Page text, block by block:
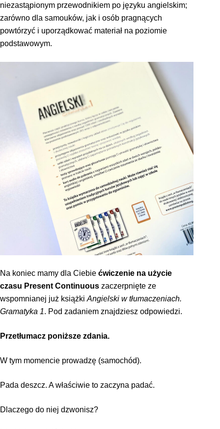
niezastąpionym przewodnikiem po języku angielskim;
zarówno dla samouków, jak i osób pragnących
powtórzyć i uporządkować materiał na poziomie
podstawowym.
Na koniec mamy dla Ciebie ćwiczenie na użycie
czasu Present Continuous zaczerpnięte ze
wspomnianej już książki Angielski w tłumaczeniach.
Gramatyka 1. Pod zadaniem znajdziesz odpowiedzi.
Przetłumacz poniższe zdania.
W tym momencie prowadzę (samochód).
Pada deszcz. A właściwie to zaczyna padać.
Dlaczego do niej dzwonisz?